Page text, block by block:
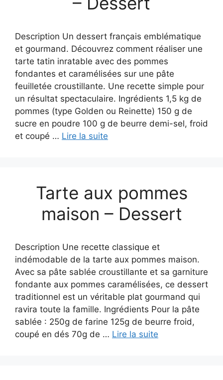
Description Un dessert français emblématique
et gourmand. Découvrez comment réaliser une
tarte tatin inratable avec des pommes
fondantes et caramélisées sur une pâte
feuilletée croustillante. Une recette simple pour
un résultat spectaculaire. Ingrédients 1,5 kg de
pommes (type Golden ou Reinette) 150 g de
sucre en poudre 100 g de beurre demi-sel, froid
et coupé … Lire la suite
Tarte aux pommes
maison – Dessert
Description Une recette classique et
indémodable de la tarte aux pommes maison.
Avec sa pâte sablée croustillante et sa garniture
fondante aux pommes caramélisées, ce dessert
traditionnel est un véritable plat gourmand qui
ravira toute la famille. Ingrédients Pour la pâte
sablée : 250g de farine 125g de beurre froid,
coupé en dés 70g de … Lire la suite